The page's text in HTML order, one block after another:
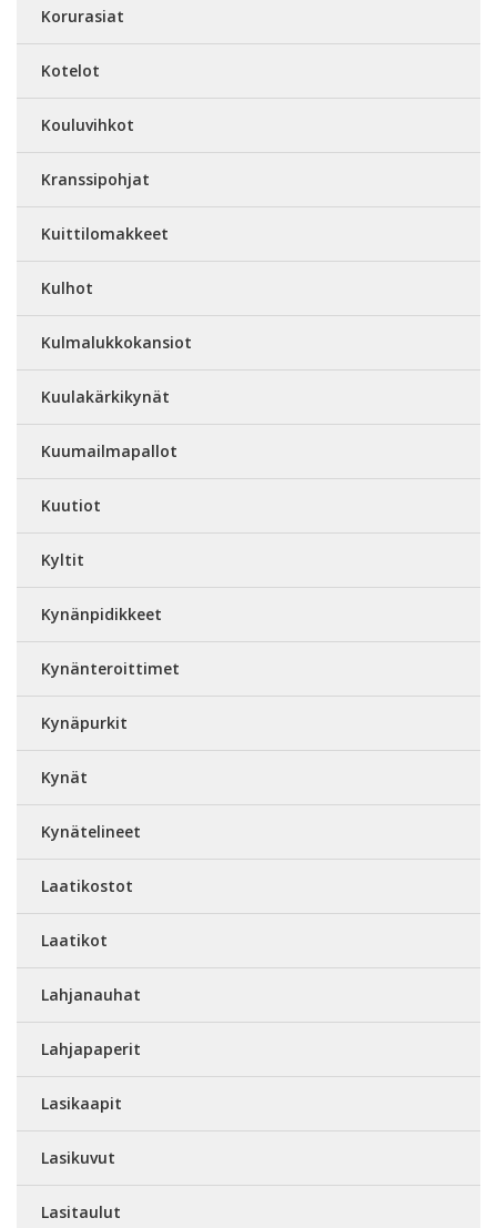
Korurasiat
Kotelot
Kouluvihkot
Kranssipohjat
Kuittilomakkeet
Kulhot
Kulmalukkokansiot
Kuulakärkikynät
Kuumailmapallot
Kuutiot
Kyltit
Kynänpidikkeet
Kynänteroittimet
Kynäpurkit
Kynät
Kynätelineet
Laatikostot
Laatikot
Lahjanauhat
Lahjapaperit
Lasikaapit
Lasikuvut
Lasitaulut